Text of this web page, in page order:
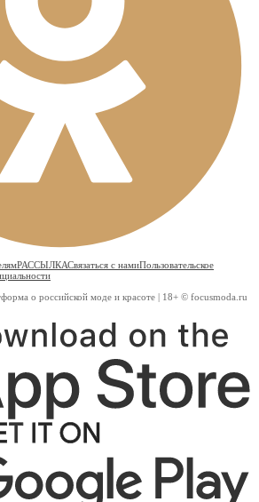
РАССЫЛКАСвязаться с намиПользовательское
о российской моде и красоте | 18+ © focusmoda.ru